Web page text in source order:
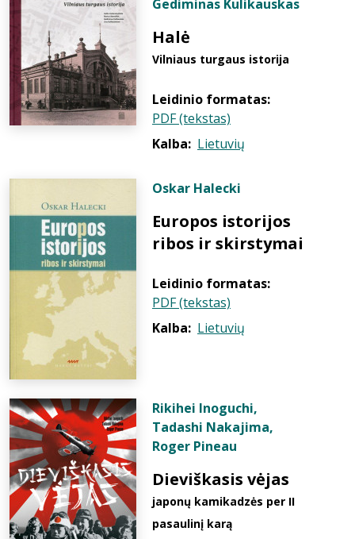
Gediminas Kulikauskas
Halė
Vilniaus turgaus istorija
Leidinio formatas:
PDF (tekstas)
Kalba: Lietuvių
Oskar Halecki
Europos istorijos
ribos ir skirstymai
Leidinio formatas:
PDF (tekstas)
Kalba: Lietuvių
Rikihei Inoguchi,
Tadashi Nakajima,
Roger Pineau
Dieviškasis vėjas
japonų kamikadzės per II
pasaulinį karą